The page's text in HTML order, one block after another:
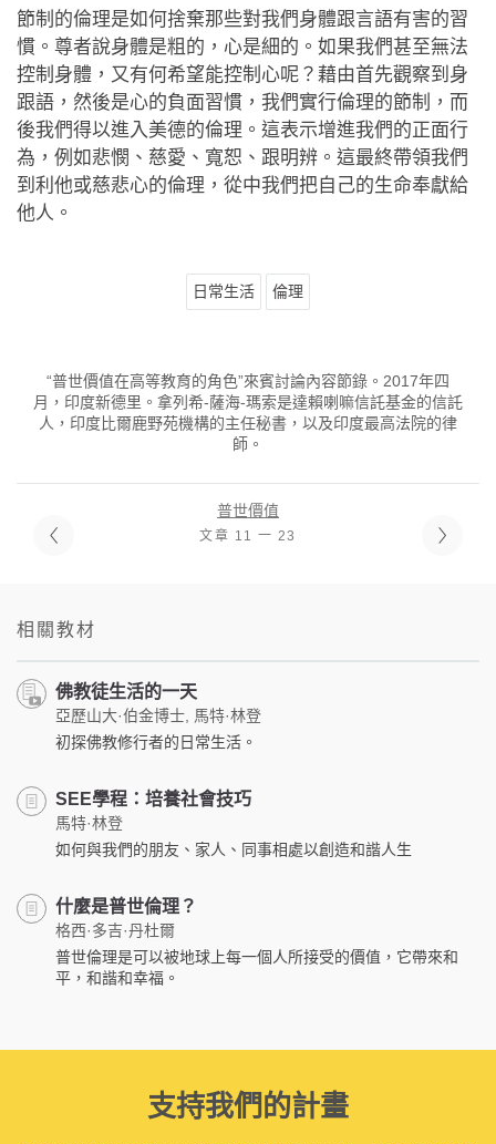
節制的倫理是如何捨棄那些對我們身體跟言語有害的習
慣。尊者說身體是粗的，心是細的。如果我們甚至無法
控制身體，又有何希望能控制心呢？藉由首先觀察到身
跟語，然後是心的負面習慣，我們實行倫理的節制，而
後我們得以進入美德的倫理。這表示增進我們的正面行
為，例如悲憫、慈愛、寬恕、跟明辨。這最終帶領我們
到利他或慈悲心的倫理，從中我們把自己的生命奉獻給
他人。
日常生活 倫理
“普世價值在高等教育的角色”來賓討論內容節錄。2017年四
月，印度新德里。拿列希-薩海-瑪索是達賴喇嘛信託基金的信託
人，印度比爾鹿野苑機構的主任秘書，以及印度最高法院的律
師。
普世價值
文章 11 一 23
相關教材
佛教徒生活的一天
亞歷山大·伯金博士, 馬特·林登
初探佛教修行者的日常生活。
SEE學程：培養社會技巧
馬特·林登
如何與我們的朋友、家人、同事相處以創造和諧人生
什麼是普世倫理？
格西·多吉·丹杜爾
普世倫理是可以被地球上每一個人所接受的價值，它帶來和
平，和諧和幸福。
支持我們的計畫